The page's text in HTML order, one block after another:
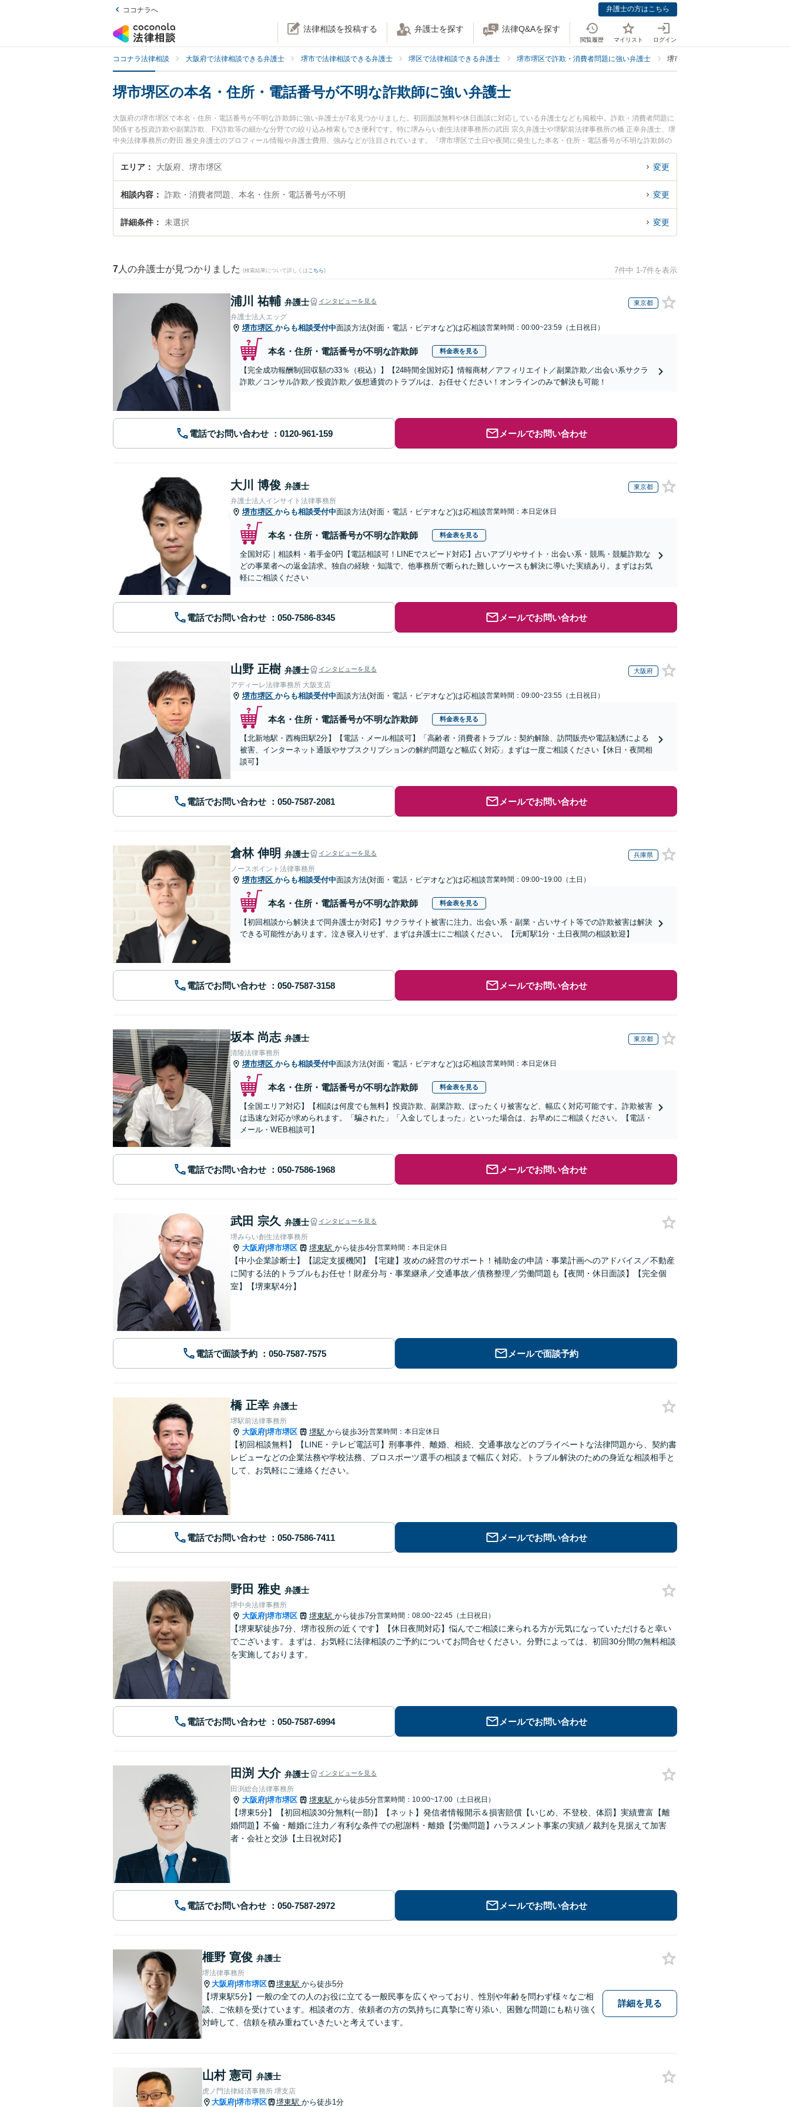
ココナラへ 弁護士の方はこちら
法律相談を投稿する 弁護士を探す 法律Q&Aを探す
閲覧履歴 マイリスト ログイン
ココナラ法律相談 大阪府で法律相談できる弁護士 堺市で法律相談できる弁護士 堺区で法律相談できる弁護士 堺市堺区で詐欺・消費者問題に強い弁護士 堺市堺区で本名・住所・電話番号が不
堺市堺区の本名・住所・電話番号が不明な詐欺師に強い弁護士
大阪府の堺市堺区で本名・住所・電話番号が不明な詐欺師に強い弁護士が7名見つかりました。初回面談無料や休日面談に対応している弁護士なども掲載中。詐欺・消費者問題に
関係する投資詐欺や副業詐欺、FX詐欺等の細かな分野での絞り込み検索もでき便利です。特に堺みらい創生法律事務所の武田 宗久弁護士や堺駅前法律事務所の橋 正幸弁護士、堺
中央法律事務所の野田 雅史弁護士のプロフィール情報や弁護士費用、強みなどが注目されています。『堺市堺区で土日や夜間に発生した本名・住所・電話番号が不明な詐欺師の
トラブルを今すぐに弁護士に相談したい』『本名・住所・電話番号が不明な詐欺師のトラブル解決の実績豊富な近くの弁護士を検索したい』『初回相談無料で本名・住所・電話番
号が不明な詐欺師を法律相談できる堺市堺区内の弁護士に相談予約したい』などでお困りの相談者さんにおすすめです。
エリア 大阪府、堺市堺区 変更
相談内容 詐欺・消費者問題、本名・住所・電話番号が不明 変更
詳細条件 未選択 変更
7 人の弁護士が見つかりました (検索結果について詳しくは こちら) 7件中 1-7件を表示
浦川 祐輔 弁護士 インタビューを見る 東京都
弁護士法人エッグ
堺市堺区 からも相談受付中面談方法(対面・電話・ビデオなど)は応相談営業時間：00:00~23:59（土日祝日）
本名・住所・電話番号が不明な詐欺師 料金表を見る
【完全成功報酬制(回収額の33％（税込）】【24時間全国対応】情報商材／アフィリエイト／副業詐欺／出会い系サクラ
詐欺／コンサル詐欺／投資詐欺／仮想通貨のトラブルは、お任せください！オンラインのみで解決も可能！
電話でお問い合わせ メールでお問い合わせ
大川 博俊 弁護士 東京都
弁護士法人インサイト法律事務所
堺市堺区 からも相談受付中面談方法(対面・電話・ビデオなど)は応相談営業時間：本日定休日
本名・住所・電話番号が不明な詐欺師 料金表を見る
全国対応｜相談料・着手金0円【電話相談可！LINEでスピード対応】占いアプリやサイト・出会い系・競馬・競艇詐欺な
どの事業者への返金請求。独自の経験・知識で、他事務所で断られた難しいケースも解決に導いた実績あり。まずはお気
軽にご相談ください
電話でお問い合わせ メールでお問い合わせ
山野 正樹 弁護士 インタビューを見る 大阪府
アディーレ法律事務所 大阪支店
堺市堺区 からも相談受付中面談方法(対面・電話・ビデオなど)は応相談営業時間：09:00~23:55（土日祝日）
本名・住所・電話番号が不明な詐欺師 料金表を見る
【北新地駅・西梅田駅2分】【電話・メール相談可】「高齢者・消費者トラブル：契約解除、訪問販売や電話勧誘による
被害、インターネット通販やサブスクリプションの解約問題など幅広く対応」まずは一度ご相談ください【休日・夜間相
談可】
電話でお問い合わせ メールでお問い合わせ
倉林 伸明 弁護士 インタビューを見る 兵庫県
ノースポイント法律事務所
堺市堺区 からも相談受付中面談方法(対面・電話・ビデオなど)は応相談営業時間：09:00~19:00（土日）
本名・住所・電話番号が不明な詐欺師 料金表を見る
【初回相談から解決まで同弁護士が対応】サクラサイト被害に注力。出会い系・副業・占いサイト等での詐欺被害は解決
できる可能性があります。泣き寝入りせず、まずは弁護士にご相談ください。【元町駅1分・土日夜間の相談歓迎】
電話でお問い合わせ メールでお問い合わせ
坂本 尚志 弁護士 東京都
清陵法律事務所
堺市堺区 からも相談受付中面談方法(対面・電話・ビデオなど)は応相談営業時間：本日定休日
本名・住所・電話番号が不明な詐欺師 料金表を見る
【全国エリア対応】【相談は何度でも無料】投資詐欺、副業詐欺、ぼったくり被害など、幅広く対応可能です。詐欺被害
は迅速な対応が求められます。「騙された」「入金してしまった」といった場合は、お早めにご相談ください。【電話・
メール・WEB相談可】
電話でお問い合わせ メールでお問い合わせ
武田 宗久 弁護士 インタビューを見る
堺みらい創生法律事務所
大阪府|堺市堺区 堺東駅 から徒歩4分営業時間：本日定休日
【中小企業診断士】【認定支援機関】【宅建】攻めの経営のサポート！補助金の申請・事業計画へのアドバイス／不動産
に関する法的トラブルもお任せ！財産分与・事業継承／交通事故／債務整理／労働問題も【夜間・休日面談】【完全個
室】【堺東駅4分】
電話で面談予約 メールで面談予約
橋 正幸 弁護士
堺駅前法律事務所
大阪府|堺市堺区 堺駅 から徒歩3分営業時間：本日定休日
【初回相談無料】【LINE・テレビ電話可】刑事事件、離婚、相続、交通事故などのプライベートな法律問題から、契約書
レビューなどの企業法務や学校法務、プロスポーツ選手の相談まで幅広く対応。トラブル解決のための身近な相談相手と
して、お気軽にご連絡ください。
電話でお問い合わせ メールでお問い合わせ
野田 雅史 弁護士
堺中央法律事務所
大阪府|堺市堺区 堺東駅 から徒歩7分営業時間：08:00~22:45（土日祝日）
【堺東駅徒歩7分、堺市役所の近くです】【休日夜間対応】悩んでご相談に来られる方が元気になっていただけると幸い
でございます。まずは、お気軽に法律相談のご予約についてお問合せください。分野によっては、初回30分間の無料相談
を実施しております。
電話でお問い合わせ メールでお問い合わせ
田渕 大介 弁護士 インタビューを見る
田渕総合法律事務所
大阪府|堺市堺区 堺東駅 から徒歩5分営業時間：10:00~17:00（土日祝日）
【堺東5分】【初回相談30分無料(一部)】【ネット】発信者情報開示＆損害賠償【いじめ、不登校、体罰】実績豊富【離
婚問題】不倫・離婚に注力／有利な条件での慰謝料・離婚【労働問題】ハラスメント事案の実績／裁判を見据えて加害
者・会社と交渉【土日祝対応】
電話でお問い合わせ メールでお問い合わせ
榧野 寛俊 弁護士
堺法律事務所
大阪府|堺市堺区 堺東駅 から徒歩5分
【堺東駅5分】一般の全ての人のお役に立てる一般民事を広くやっており、性別や年齢を問わず様々なご相
談、ご依頼を受けています。相談者の方、依頼者の方の気持ちに真摯に寄り添い、困難な問題にも粘り強く
対峙して、信頼を積み重ねていきたいと考えています。
詳細を見る
山村 憲司 弁護士
虎ノ門法律経済事務所 堺支店
大阪府|堺市堺区 堺東駅 から徒歩1分